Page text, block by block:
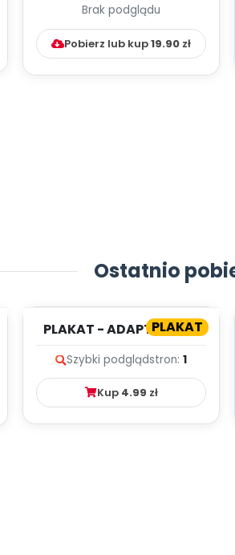
Kumpelkowo
Brak podglądu
Pobierz lub kup19.90 zł
Ostatnio
PLAKAT
PLAKAT - ADAPTACJA -
Szybki podglądstron: 1
Kup 4.99 zł